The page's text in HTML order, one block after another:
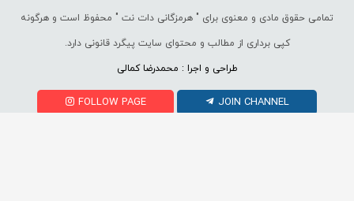
تمامی حقوق مادی و معنوی برای " هرمزگانی دات نت " محفوظ است و هرگونه
کپی برداری از مطالب و محتوای سایت پیگرد قانونی دارد.
طراحی و اجرا : محمدرضا کمالی
FOLLOW PAGE JOIN CHANNEL